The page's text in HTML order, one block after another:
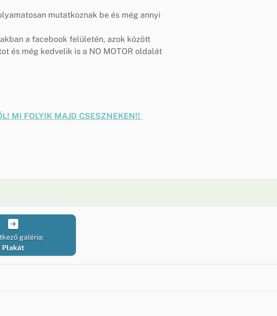
mutatkoznak be és még annyi
a facebook felületén, azok között
és még kedvelik is a NO MOTOR oldalát
MI FOLYIK MAJD CSESZNEKEN!!
galéria:
Plakát